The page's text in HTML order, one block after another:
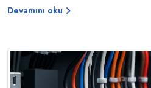
Devamını oku